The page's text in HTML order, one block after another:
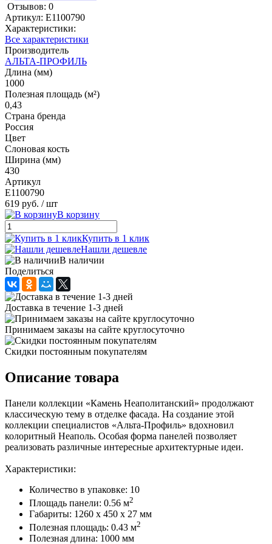
Отзывов: 0
Артикул: E1100790
Характеристики:
Все характеристики
Производитель
АЛЬТА-ПРОФИЛЬ
Длина (мм)
1000
Полезная площадь (м²)
0,43
Страна бренда
Россия
Цвет
Слоновая кость
Ширина (мм)
430
Артикул
E1100790
619 руб. / шт
В корзину
Купить в 1 клик
Нашли дешевле
В наличии
Поделиться
Доставка в течение 1-3 дней
Принимаем заказы на сайте круглосуточно
Скидки постоянным покупателям
Описание товара
Панели коллекции «Камень Неаполитанский» продолжают
классическую тему в отделке фасада. На создание этой
коллекции специалистов «Альта-Профиль» вдохновил
колоритный Неаполь. Особая форма панелей позволяет
реализовать различные интересные архитектурные идеи.
Характеристики:
Количество в упаковке: 10
Площадь панели: 0.56 м2
Габариты: 1260 x 450 x 27 мм
Полезная площадь: 0.43 м2
Полезная длина: 1000 мм